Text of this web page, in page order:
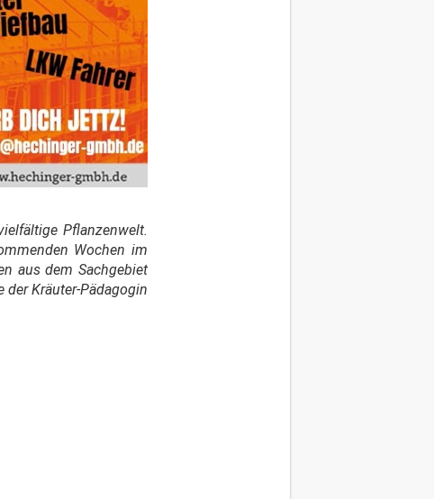
Pflanzenwelt.
Wochen im
aus dem Sachgebiet
Kräuter-Pädagogin